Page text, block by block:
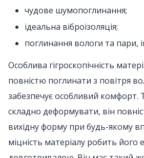
чудове шумопоглинання;
ідеальна віброізоляція;
поглинання вологи та пари,
Особлива гігроскопічність
повністю поглинати з повітря
забезпечує особливий комфорт.
складно деформувати, він
вихідну форму при будь-якому
міцність матеріалу робить його